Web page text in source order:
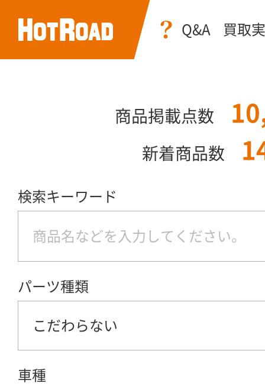
Q&A 買取
商品掲載点数
新着商品数
検索キーワード
パーツ種類
こだわらない
車種